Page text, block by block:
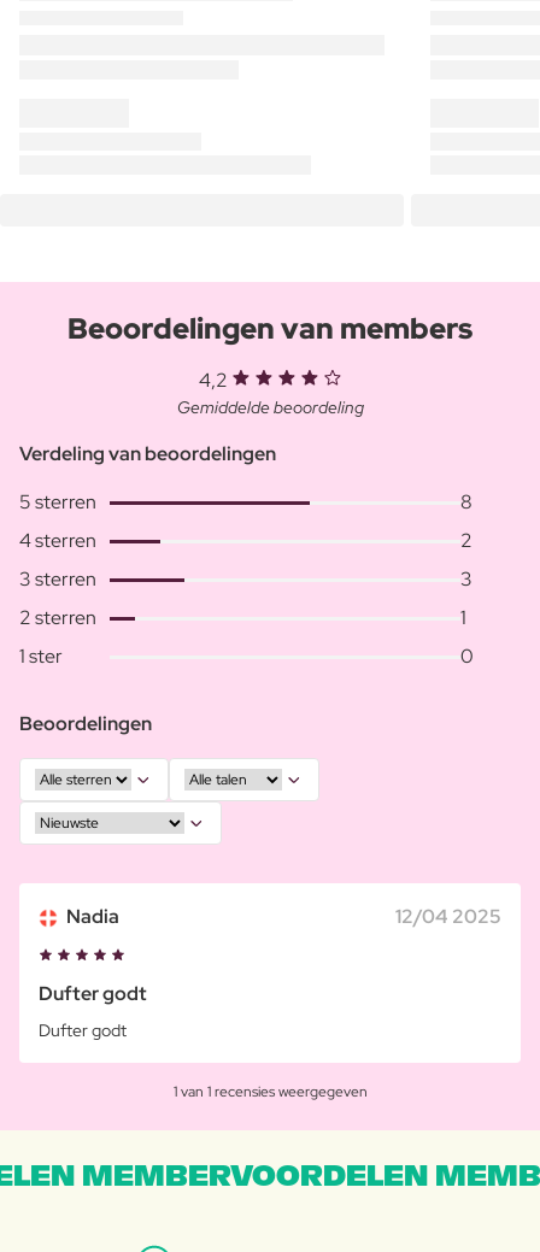
Beoordelingen van members
4,2
Gemiddelde beoordeling
Verdeling van beoordelingen
5 sterren
8
4 sterren
2
3 sterren
3
2 sterren
1
1 ster
0
Beoordelingen
Nadia 12/04 2025
Dufter godt
Dufter godt
1 van 1 recensies weergegeven
MEMBERVOORDELEN